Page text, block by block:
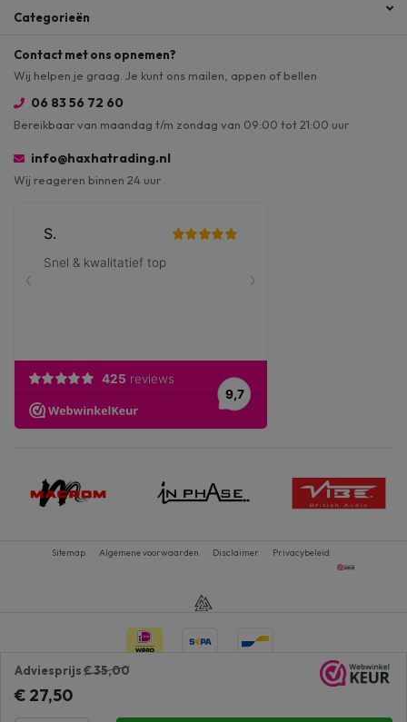
Adviesprijs€ 35,00
€ 27,50
Categorieën
Contact met ons opnemen?
Wij helpen je graag. Je kunt ons mailen, appen of bellen
06 83 56 72 60
Bereikbaar van maandag t/m zondag van 09:00 tot 21:00 uur
info@haxhatrading.nl
Wij reageren binnen 24 uur
Sitemap Algemene voorwaarden Disclaimer Privacybeleid